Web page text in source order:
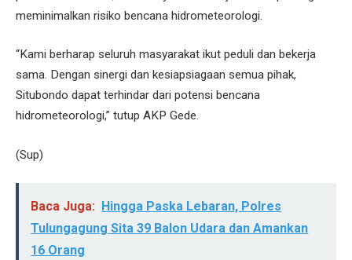
meminimalkan risiko bencana hidrometeorologi.
“Kami berharap seluruh masyarakat ikut peduli dan bekerja
sama. Dengan sinergi dan kesiapsiagaan semua pihak,
Situbondo dapat terhindar dari potensi bencana
hidrometeorologi,” tutup AKP Gede.
(Sup)
Baca Juga: Hingga Paska Lebaran, Polres
Tulungagung Sita 39 Balon Udara dan Amankan
16 Orang